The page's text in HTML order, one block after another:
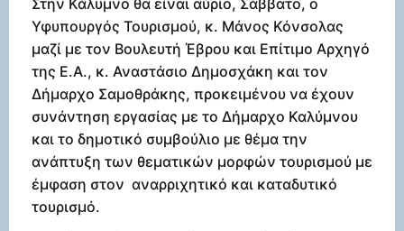
Υφυπουργός Τουρισμού, κ. Μάνος Κόνσολας
μαζί με τον Βουλευτή Έβρου και Επίτιμο Αρχηγό
της Ε.Α., κ. Αναστάσιο Δημοσχάκη και τον
Δήμαρχο Σαμοθράκης, προκειμένου να έχουν
συνάντηση εργασίας με το Δήμαρχο Καλύμνου
και το δημοτικό συμβούλιο με θέμα την
ανάπτυξη των θεματικών μορφών τουρισμού με
έμφαση στον αναρριχητικό και καταδυτικό
τουρισμό.